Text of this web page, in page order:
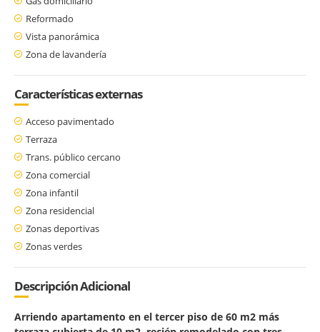
Reformado
Vista panorámica
Zona de lavandería
Características externas
Acceso pavimentado
Terraza
Trans. público cercano
Zona comercial
Zona infantil
Zona residencial
Zonas deportivas
Zonas verdes
Descripción Adicional
Arriendo apartamento en el tercer piso de 60 m2 más